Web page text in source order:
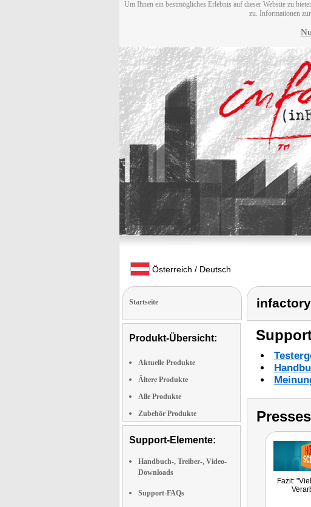
Um Ihnen ein bestmögliches Erlebnis auf dieser Website zu
zu. Informationen
Österreich / Deutsch
Startseite
Produkt-Übersicht:
Aktuelle Produkte
Ältere Produkte
Alle Produkte
Zubehör Produkte
Support-Elemente:
Handbuch-, Treiber-, Video-
Downloads
Support-FAQs
Fazit: